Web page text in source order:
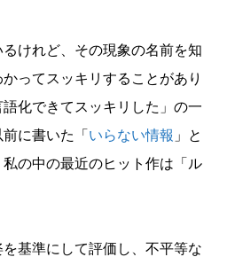
けれど、その現象の名前を知
ってスッキリすることがあり
化できてスッキリした」の一
に書いた「 いらない情報 」と
の中の最近のヒット作は「ル
基準にして評価し、不平等な